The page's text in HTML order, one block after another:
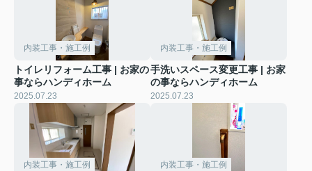
内装工事・施工例
トイレリフォーム工事 | お家の
事ならハンディホーム
2025.07.23
内装工事・施工例
手洗いスペース変更工事 | お家
の事ならハンディホーム
2025.07.23
内装工事・施工例 内装工事・施工例